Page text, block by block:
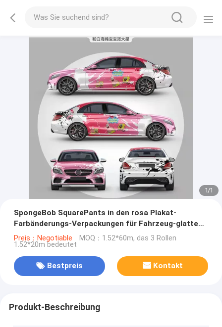
1/1
SpongeBob SquarePants in den rosa Plakat-
Farbänderungs-Verpackungen für Fahrzeug-glatte
Matte Surface ISO SGS-Zustimmung
Preis：Negotiable MOQ：1.52*60m, das 3 Rollen
1.52*20m bedeutet
Bestpreis Kontakt
Produkt-Beschreibung